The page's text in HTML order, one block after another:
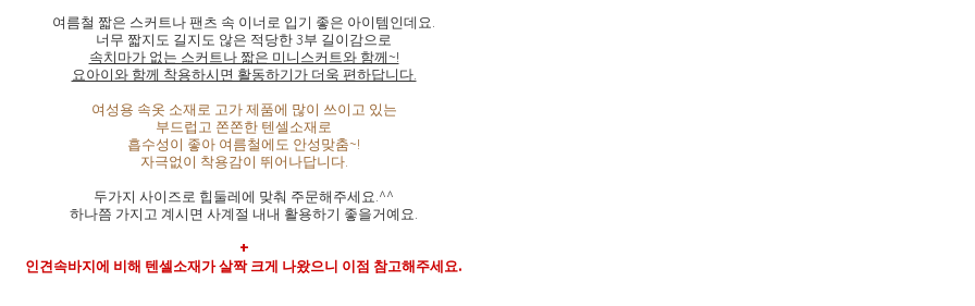
여름철 짧은 스커트나 팬츠 속 이너로 입기 좋은 아이템인데요.
너무 짧지도 길지도 않은 적당한 3부 길이감으로
속치마가 없는 스커트나 짧은 미니스커트와 함께~!
요아이와 함께 착용하시면 활동하기가 더욱 편하답니다.
여성용 속옷 소재로 고가 제품에 많이 쓰이고 있는
부드럽고 쫀쫀한 텐셀소재로
흡수성이 좋아 여름철에도 안성맞춤~!
자극없이 착용감이 뛰어나답니다.
두가지 사이즈로 힙둘레에 맞춰 주문해주세요.^^
하나쯤 가지고 계시면 사계절 내내 활용하기 좋을거예요.
+
인견속바지에 비해 텐셀소재가 살짝 크게 나왔으니 이점 참고해주세요.